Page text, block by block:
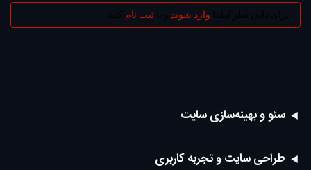
وارد شوید ثبت نام
سئو و بهینه‌سازی سایت
طراحی سایت و تجربه کاربری